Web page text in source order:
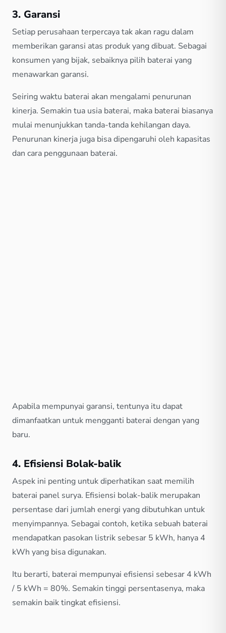
3. Garansi
Setiap perusahaan terpercaya tak akan ragu dalam
memberikan garansi atas produk yang dibuat. Sebagai
konsumen yang bijak, sebaiknya pilih baterai yang
menawarkan garansi.
Seiring waktu baterai akan mengalami penurunan
kinerja. Semakin tua usia baterai, maka baterai biasanya
mulai menunjukkan tanda-tanda kehilangan daya.
Penurunan kinerja juga bisa dipengaruhi oleh kapasitas
dan cara penggunaan baterai.
Apabila mempunyai garansi, tentunya itu dapat
dimanfaatkan untuk mengganti baterai dengan yang
baru.
4. Efisiensi Bolak-balik
Aspek ini penting untuk diperhatikan saat memilih
baterai panel surya. Efisiensi bolak-balik merupakan
persentase dari jumlah energi yang dibutuhkan untuk
menyimpannya. Sebagai contoh, ketika sebuah baterai
mendapatkan pasokan listrik sebesar 5 kWh, hanya 4
kWh yang bisa digunakan.
Itu berarti, baterai mempunyai efisiensi sebesar 4 kWh
/ 5 kWh = 80%. Semakin tinggi persentasenya, maka
semakin baik tingkat efisiensi.